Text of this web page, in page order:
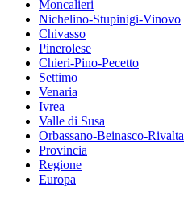
Moncalieri
Nichelino-Stupinigi-Vinovo
Chivasso
Pinerolese
Chieri-Pino-Pecetto
Settimo
Venaria
Ivrea
Valle di Susa
Orbassano-Beinasco-Rivalta
Provincia
Regione
Europa